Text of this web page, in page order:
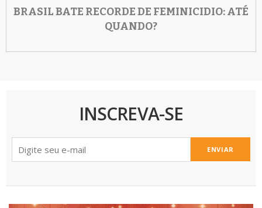
BRASIL BATE RECORDE DE FEMINICIDIO: ATÉ
QUANDO?
INSCREVA-SE
ENVIAR